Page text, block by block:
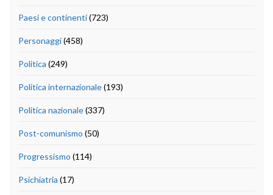
Paesi e continenti(723)
Personaggi(458)
Politica (249)
Politica internazionale(193)
Politica nazionale(337)
Post-comunismo (50)
Progressismo (114)
Psichiatria (17)